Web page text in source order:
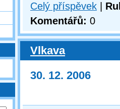
Celý příspěvek
Komentářů: 0
Vlkava
30. 12. 2006